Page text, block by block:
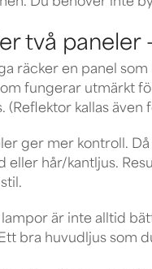
två paneler
räcker en panel
fungerar utmärkt
(Reflektor kallas
ger mer kontroll.
eller hår/kantljus.
är inte alltid
bra huvudljus som